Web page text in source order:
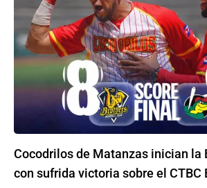
Cocodrilos de Matanzas inician la
con sufrida victoria sobre el CTBC